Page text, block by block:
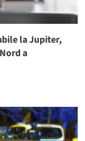
la Jupiter,
a